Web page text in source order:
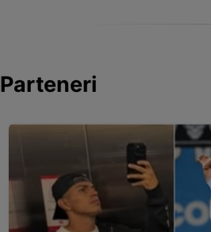
Parteneri